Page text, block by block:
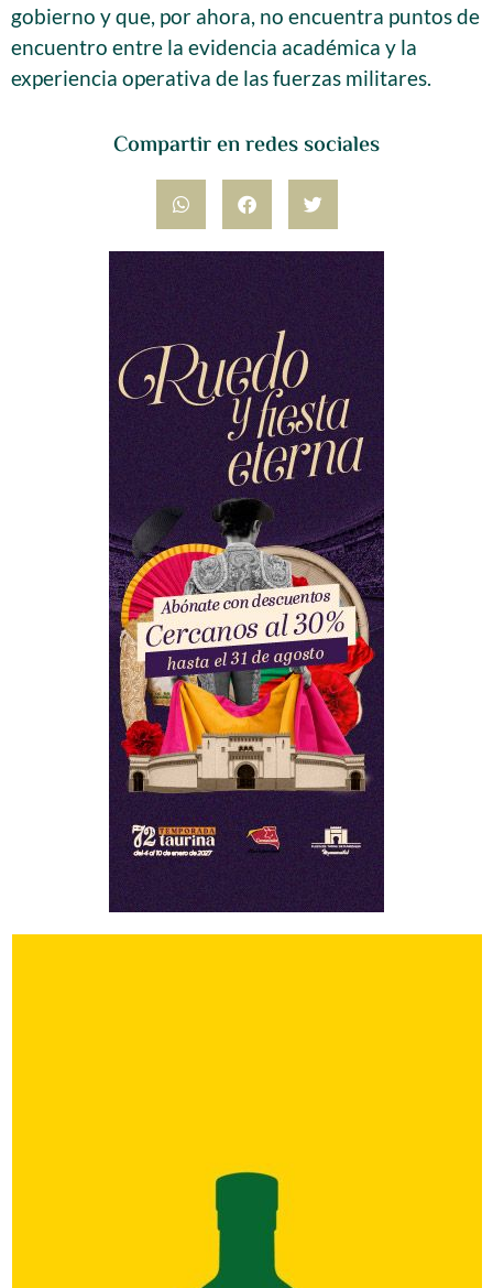
Compartir en redes sociales
gobierno y que, por ahora, no encuentra puntos de
encuentro entre la evidencia académica y la
experiencia operativa de las fuerzas militares.